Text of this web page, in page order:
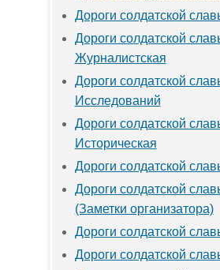
Дороги солдатской
Дороги солдатской
Журналистская
Дороги солдатской
Исследований
Дороги солдатской
Историческая
Дороги солдатской
Дороги солдатской
(Заметки организатора)
Дороги солдатской
Дороги солдатской